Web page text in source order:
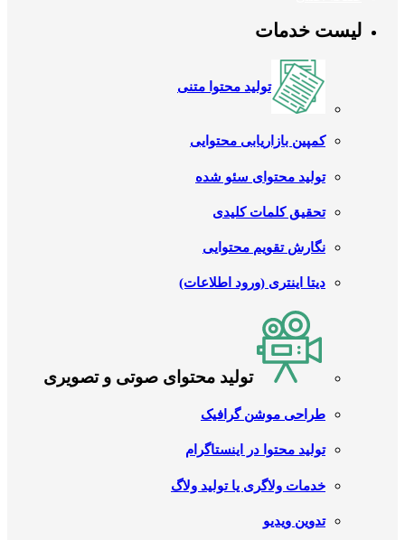
لیست خدمات
تولید محتوا متنی
کمپین بازاریابی محتوایی
تولید محتوای سئو شده
تحقیق کلمات کلیدی
نگارش تقویم محتوایی
دیتا اینتری (ورود اطلاعات)
تولید محتوای صوتی و تصویری
طراحی موشن گرافیک
تولید محتوا در اینستاگرام
خدمات ولاگری یا تولید ولاگ
تدوین ویدیو